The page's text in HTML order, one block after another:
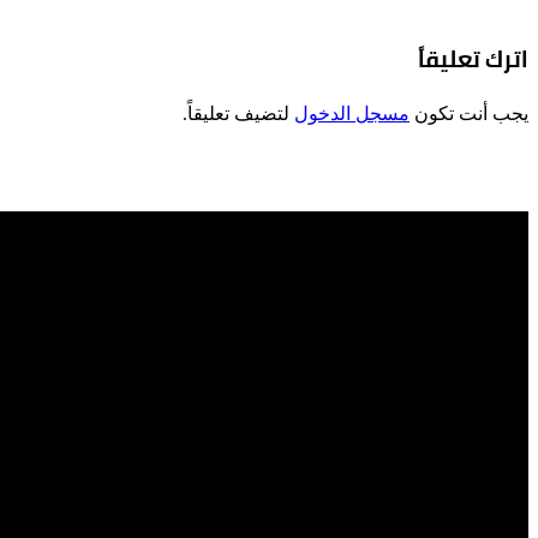
اترك تعليقاً
يجب أنت تكون مسجل الدخول لتضيف تعليقاً.